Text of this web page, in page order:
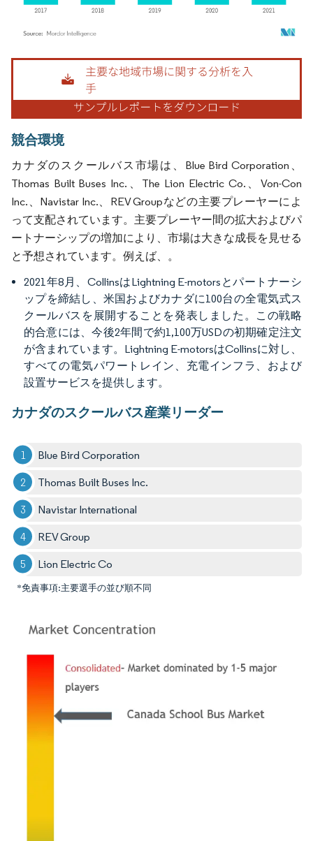
画像 © Mordor Intelligence。再利用にはCC BY 4.0の表示が必要です。
競合環境
カナダのスクールバス市場は、Blue Bird Corporation、
Thomas Built Buses Inc.、The Lion Electric Co.、Von-Con
Inc.、Navistar Inc.、REV Groupなどの主要プレーヤーによ
って支配されています。主要プレーヤー間の拡大およびパ
ートナーシップの増加により、市場は大きな成長を見せる
と予想されています。例えば、。
2021年8月、CollinsはLightning E-motorsとパートナーシ
ップを締結し、米国およびカナダに100台の全電気式ス
クールバスを展開することを発表しました。この戦略
的合意には、今後2年間で約1,100万USDの初期確定注文
が含まれています。Lightning E-motorsはCollinsに対し、
すべての電気パワートレイン、充電インフラ、および
設置サービスを提供します。
カナダのスクールバス産業リーダー
Blue Bird Corporation
Thomas Built Buses Inc.
Navistar International
REV Group
Lion Electric Co
*免責事項:主要選手の並び順不同